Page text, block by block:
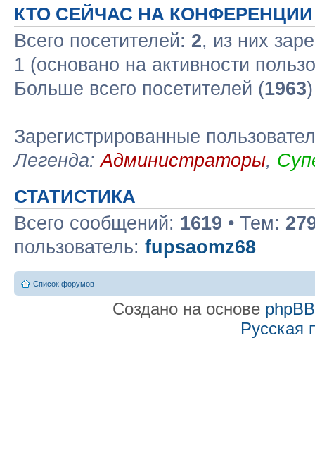
КТО СЕЙЧАС НА КОНФЕРЕНЦИИ
Всего посетителей: 2, из них
1 (основано на активности
Больше всего посетителей (1963
Зарегистрированные
Легенда:Администраторы,
СТАТИСТИКА
Всего сообщений: 1619 • Тем:
пользователь: fupsaomz68
Список форумов
Создано на основе phpBB
Русская